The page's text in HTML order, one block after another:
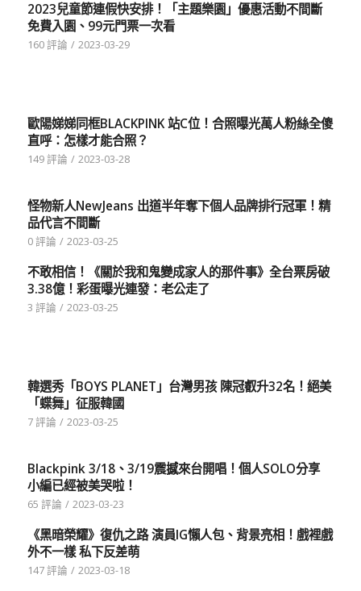
2023兒童節連假快安排！「主題樂園」優惠活動不間斷
免費入園、99元門票一次看
160 評論 / 2023-03-29
歐陽娣娣同框BLACKPINK 站C位！合照曝光萬人粉絲全傻
直呼：怎樣才能合照？
149 評論 / 2023-03-28
怪物新人NewJeans 出道半年奪下個人品牌排行冠軍！精
品代言不間斷
0 評論 / 2023-03-25
不敢相信！《關於我和鬼變成家人的那件事》全台票房破
3.38億！彩蛋曝光連發：老公走了
3 評論 / 2023-03-25
韓選秀「BOYS PLANET」台灣男孩 陳冠叡升32名！絕美
「蝶舞」征服韓國
7 評論 / 2023-03-25
Blackpink 3/18、3/19震撼來台開唱！個人SOLO分享
小編已經被美哭啦！
65 評論 / 2023-03-23
《黑暗榮耀》復仇之路 演員IG懶人包、背景亮相！戲裡戲
外不一樣 私下反差萌
147 評論 / 2023-03-18